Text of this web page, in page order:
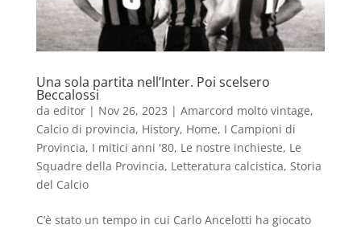
Una sola partita nell’Inter. Poi scelsero
Beccalossi
da editor| Nov 26, 2023 | Amarcord molto vintage,
Calcio di provincia, History, Home, I Campioni di
Provincia, I mitici anni '80, Le nostre inchieste, Le
Squadre della Provincia, Letteratura calcistica, Storia
del Calcio
C’è stato un tempo in cui Carlo Ancelotti ha giocato